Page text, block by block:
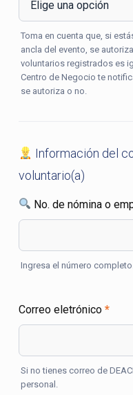
Toma en cuenta que, si estás en un Centro de Negocio que no es el
ancla del evento, se
voluntarios registrados es
Centro de Negocio te
se autoriza o no.
Información del
voluntario(a)
No. de nómina o
Ingresa el número
Correo eletrónico *
Si no tienes correo de
personal.